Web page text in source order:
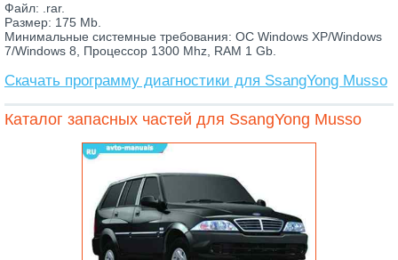
Файл: .rar.
Размер: 175 Mb.
Минимальные системные требования: ОС Windows XP/Windows
7/Windows 8, Процессор 1300 Mhz, RAM 1 Gb.
Скачать программу диагностики для SsangYong Musso
Каталог запасных частей для SsangYong Musso